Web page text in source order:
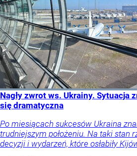
Nagły zwrot ws. Ukrainy. Sytuacja
się dramatyczna
Po miesiącach sukcesów Ukraina
trudniejszym położeniu. Na taki stan
decyzji i wydarzeń, które osłabiły